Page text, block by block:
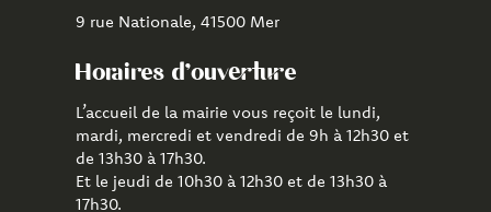
9 rue Nationale, 41500 Mer
Horaires d'ouverture
L’accueil de la mairie vous reçoit le lundi,
mardi, mercredi et vendredi de 9h à 12h30 et
de 13h30 à 17h30.
Et le jeudi de 10h30 à 12h30 et de 13h30 à
17h30.